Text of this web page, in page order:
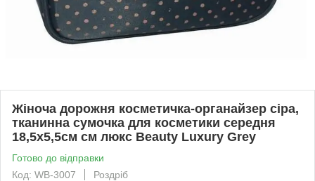
Жіноча дорожня косметичка-органайзер сіра,
тканинна сумочка для косметики середня
18,5х5,5см см люкс Beauty Luxury Grey
Готово до відправки
Код: WB-3007
Роздріб